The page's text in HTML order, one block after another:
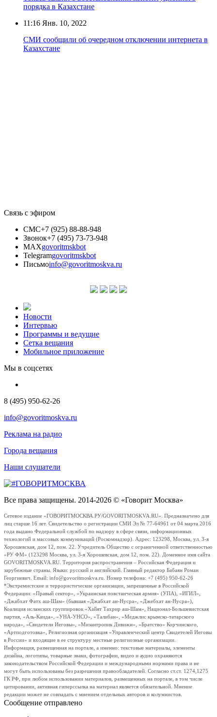
порядка в Казахстане
11:16 Янв. 10, 2022
СМИ сообщили об очередном отключении интернета в
Казахстане
Связь с эфиром
СМС+7 (925) 88-88-948
Звонок+7 (495) 73-73-948
MAXgovoritmskbot
Telegramgovoritmskbot
Письмоinfo@govoritmoskva.ru
Новости
Интервью
Программы и ведущие
Сетка вещания
Мобильное приложение
Мы в соцсетях
8 (495) 950-62-26
info@govoritmoskva.ru
Реклама на радио
Города вещания
Наши слушатели
Все права защищены. 2014-2026 © «Говорит Москва»
Сетевое издание «ГОВОРИТМОСКВА.РУ/GOVORITMOSKVA.RU». Предназначено для
лиц старше 16 лет. Свидетельство о регистрации СМИ Эл № 77-64961 от 04 марта 2016
года выдано Федеральной службой по надзору в сфере связи, информационных
технологий и массовых коммуникаций (Роскомнадзор). Адрес: 123298, Москва, ул. 3-я
Хорошевская, дом 12, пом. 22. Учредитель Общество с ограниченной ответственностью
«РУ ФМ» (123298 Москва, ул. 3-я Хорошевская, дом 12, пом. 22). Доменное имя сайта
GOVORITMOSKVA.RU. Территория распространения – Российская Федерация и
зарубежные страны. Языки: русский и английский. Главный редактор Бабаян Роман
Георгиевич. Email: info@govoritmoskva.ru. Номер телефона: +7 (495) 950-62-26
*Экстремистские и террористические организации, запрещенные в Российской
Федерации: «Правый сектор», «Украинская повстанческая армия» (УПА), «ИГИЛ»,
«Джабхат Фатх аш-Шам» (бывшая «Джабхат ан-Нусра», «Джебхат ан-Нусра»),
Коалиция исламских группировок «Хайят Тахрир аш-Шам», Национал-Большевистская
партия, «Аль-Каида», «УНА-УНСО», «Талибан», «Меджлис крымско-татарского
народа», «Свидетели Иеговы», «Мизантропик Дивижн», «Братство» Корчинского,
«Артподготовка», Религиозная организация «Управленческий центр Свидетелей Иеговы
в России» и входящие в ее структуру местные религиозные организации.
Информация, размещенная на портале, а именно: текстовые материалы, элементы
дизайна, логотипы, товарные знаки, фотографии, видео и аудио охраняются
законодательством Российской Федерации и международными нормами права и не
могут быть использованы без разрешения правообладателей. Согласно ст.ст. 1274,1275
ГК РФ, при любом использовании материалов, размещенных на портале, в том числе
цитировании, активная гиперссылка на материал является обязательной. Мнение
редакции может не совпадать с мнением отдельных авторов и колумнистов.
Сообщение отправлено